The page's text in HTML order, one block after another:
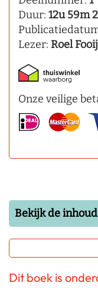
Duur: 12u 59m
Lezer: Roel Fooij
Onze veilige
Bekijk de
Dit boek is